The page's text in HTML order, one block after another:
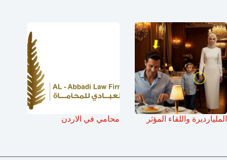
المليارديرة واللقاء المؤثر محامي في الاردن